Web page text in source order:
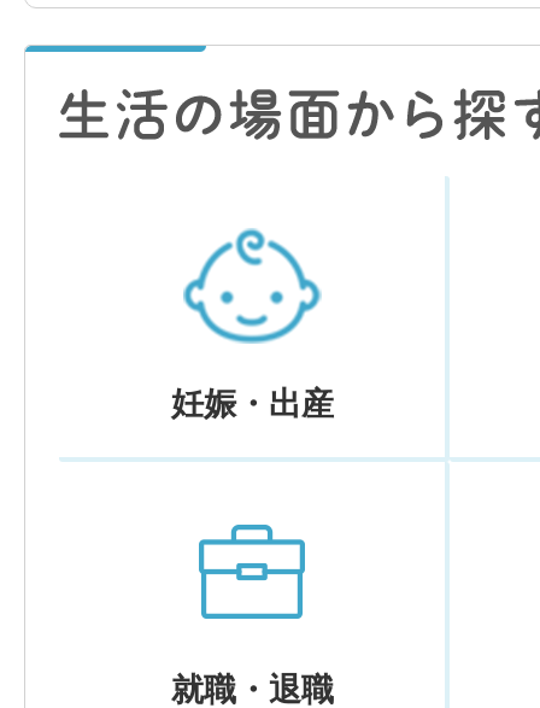
妊娠・出産
就職・退職